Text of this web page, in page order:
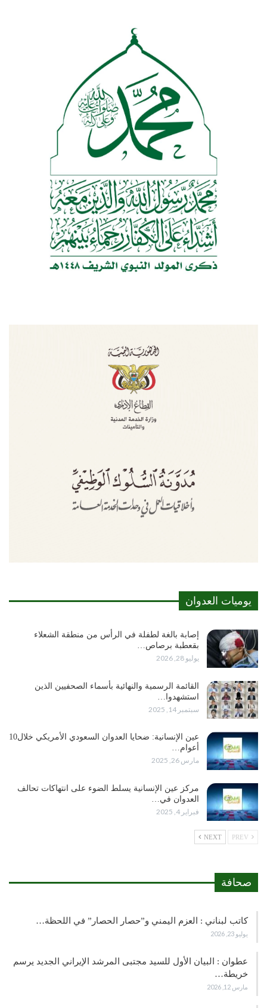
يوميات العدوان
إصابة بالغة لطفلة في الرأس من منطقة الشعلاء
بقعطبة برصاص…
يوليو 28, 2026
القائمة الرسمية والنهائية بأسماء الصحفيين الذين
استشهدوا…
سبتمبر 14, 2025
عين الإنسانية: ضحايا العدوان السعودي الأمريكي خلال10
أعوام…
مارس 26, 2025
مركز عين الإنسانية يسلط الضوء على انتهاكات تحالف
العدوان في…
فبراير 4, 2025
NEXT
صحافة
كاتب لبناني : العزم اليمني و”حصار الحصار” في اللحظة…
يوليو 23, 2026
عطوان : البيان الأول للسيد مجتبى المرشد الإيراني الجديد يرسم
خريطة…
مارس 12, 2026